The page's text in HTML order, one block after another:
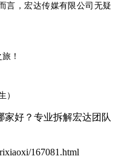
言，宏达传媒有限公司无疑
！
）
家好？专业拆解宏达团队
167081.html